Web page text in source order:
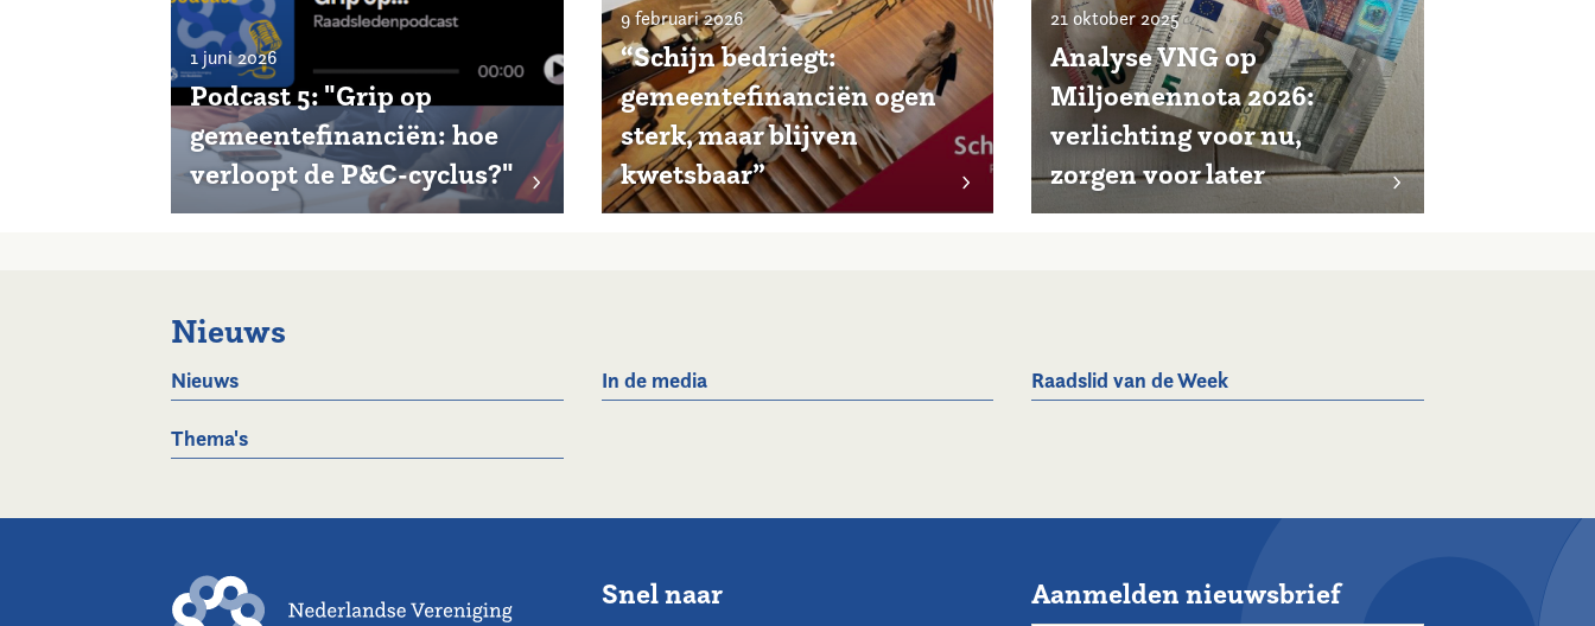
1 juni 2026
Podcast 5: "Grip op
gemeentefinanciën: hoe
verloopt de P&C-cyclus?"
9 februari 2026
“Schijn bedriegt:
gemeentefinanciën ogen
sterk, maar blijven
kwetsbaar”
21 oktober 2025
Analyse VNG op
Miljoenennota 2026:
verlichting voor nu,
zorgen voor later
Nieuws
Nieuws In de media Raadslid van de Week
Thema's
Snel naar Aanmelden nieuwsbrief